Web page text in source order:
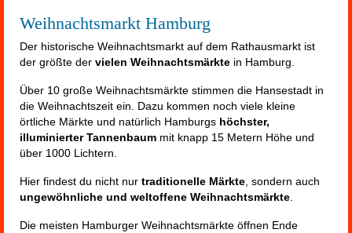
Weihnachtsmarkt Hamburg
Der historische Weihnachtsmarkt auf dem Rathausmarkt ist
der größte der vielen Weihnachtsmärkte in Hamburg.
Über 10 große Weihnachtsmärkte stimmen die Hansestadt in
die Weihnachtszeit ein. Dazu kommen noch viele kleine
örtliche Märkte und natürlich Hamburgs höchster,
illuminierter Tannenbaum mit knapp 15 Metern Höhe und
über 1000 Lichtern.
Hier findest du nicht nur traditionelle Märkte , sondern auch
ungewöhnliche und weltoffene Weihnachtsmärkte
Die meisten Hamburger Weihnachtsmärkte öffnen Ende